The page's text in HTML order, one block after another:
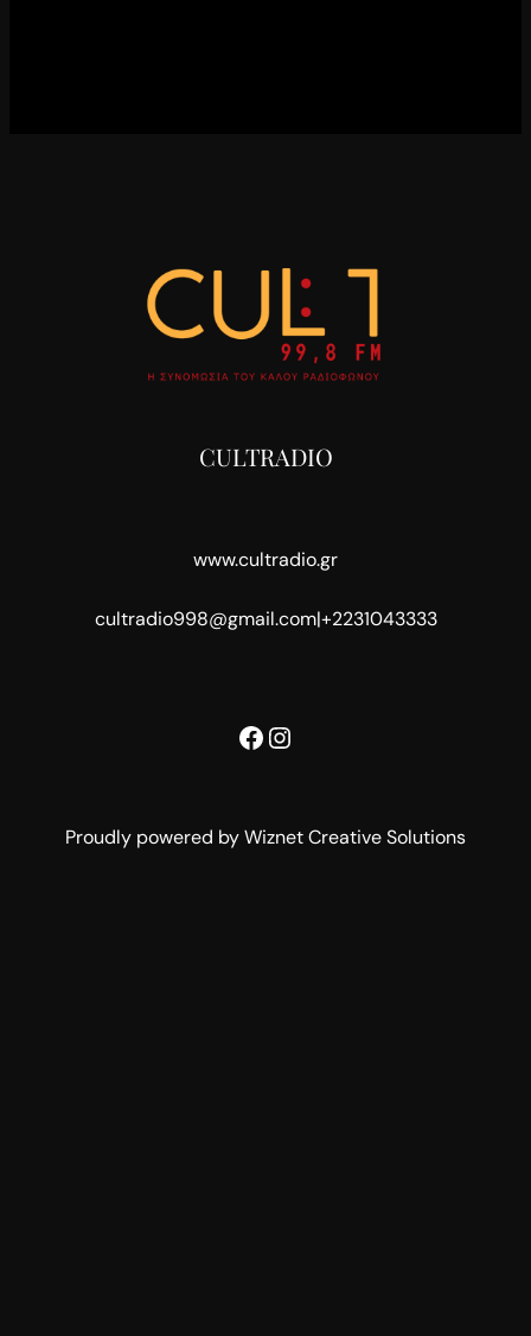
CULTRADIO
www.cultradio.gr
cultradio998@gmail.com|+2231043333
Facebook
Instagram
Proudly powered by Wiznet Creative Solutions